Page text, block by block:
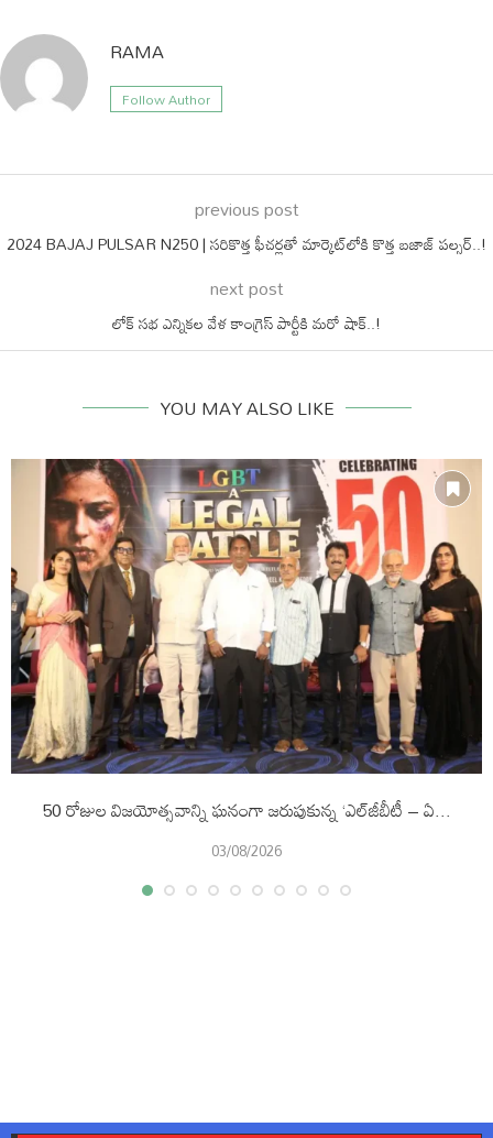
RAMA
Follow Author
previous post
2024 BAJAJ PULSAR N250 | సరికొత్త ఫీచర్లతో మార్కెట్‌లోకి కొత్త బజాజ్ పల్సర్..!
next post
లోక్ సభ ఎన్నికల వేళ కాంగ్రెస్ పార్టీకి మరో షాక్..!
YOU MAY ALSO LIKE
50 రోజుల విజయోత్సవాన్ని ఘనంగా జరుపుకున్న ‘ఎల్‌జీబీటీ – ఏ...
03/08/2026